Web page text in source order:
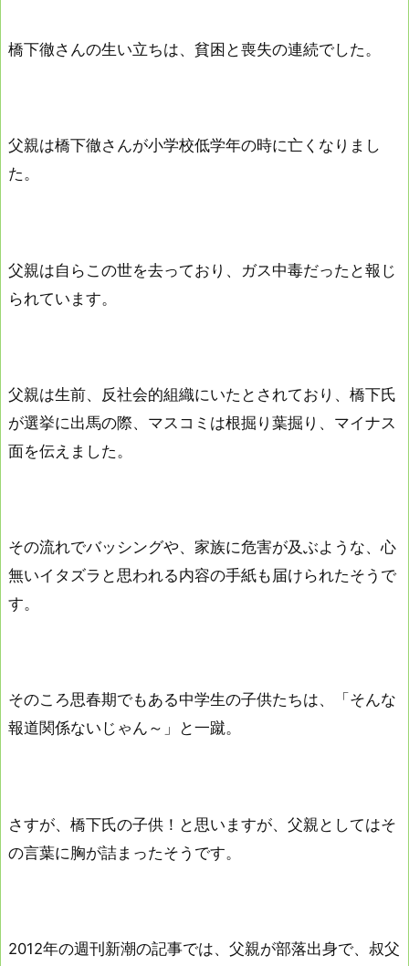
橋下徹さんの生い立ちは、貧困と喪失の連続でした。
父親は橋下徹さんが小学校低学年の時に亡くなりまし
た。
父親は自らこの世を去っており、ガス中毒だったと報じ
られています。
父親は生前、反社会的組織にいたとされており、橋下氏
が選挙に出馬の際、マスコミは根掘り葉掘り、マイナス
面を伝えました。
その流れでバッシングや、家族に危害が及ぶような、心
無いイタズラと思われる内容の手紙も届けられたそうで
す。
そのころ思春期でもある中学生の子供たちは、「そんな
報道関係ないじゃん～」と一蹴。
さすが、橋下氏の子供！と思いますが、父親としてはそ
の言葉に胸が詰まったそうです。
2012年の週刊新潮の記事では、父親が部落出身で、叔父